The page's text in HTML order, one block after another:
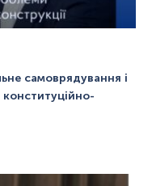
самоврядування і
конституційно-